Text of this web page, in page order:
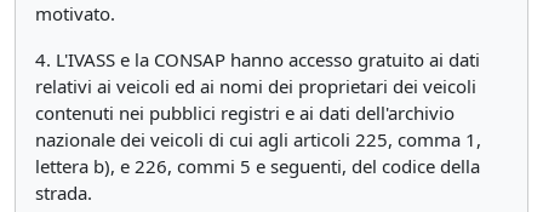
motivato.
4. L'IVASS e la CONSAP hanno accesso gratuito ai dati
relativi ai veicoli ed ai nomi dei proprietari dei veicoli
contenuti nei pubblici registri e ai dati dell'archivio
nazionale dei veicoli di cui agli articoli 225, comma 1,
lettera b), e 226, commi 5 e seguenti, del codice della
strada.